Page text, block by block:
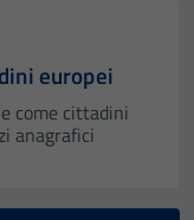
europei
come cittadini
anagrafici